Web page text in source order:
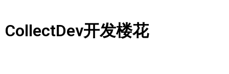
卖房指南
CollectDev开发楼花